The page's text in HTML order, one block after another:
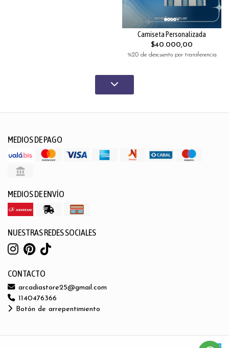
Camiseta Personalizada
$40.000,00
%20 de descuento por transferencia
MEDIOS DE PAGO
MEDIOS DE ENVÍO
NUESTRAS REDES SOCIALES
CONTACTO
arcadiastore25@gmail.com
1140476366
Botón de arrepentimiento